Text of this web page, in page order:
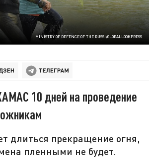
MINISTRY OF DEFENCE OF THE RUSSI/GLOBALLOOKPRESS
10 дней на проведение
длиться прекращение огня,
пленными не будет.